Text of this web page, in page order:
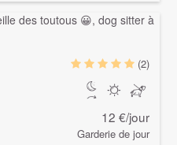
(2)
12 €/jour
Garderie de jour